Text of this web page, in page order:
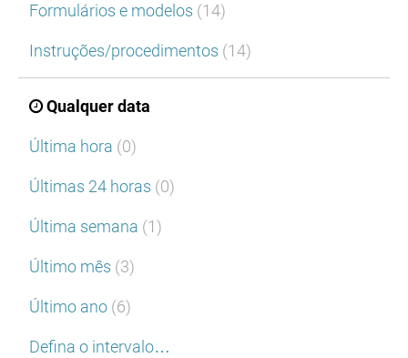
Formulários e modelos (14)
Instruções/procedimentos (14)
Qualquer data
Última hora (0)
Últimas 24 horas (0)
Última semana (1)
Último mês (3)
Último ano (6)
Defina o intervalo…